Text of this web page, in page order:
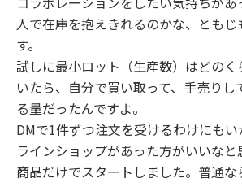
人で在庫を抱えきれるのかな、ともじ
す。
試しに最小ロット（生産数）はどのく
いたら、自分で買い取って、手売りし
る量だったんですよ。
DMで1件ずつ注文を受けるわけにも
ラインショップがあった方がいいなと
商品だけでスタートしました。普通